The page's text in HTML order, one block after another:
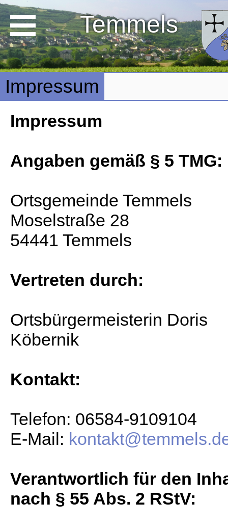
Temmels
Impressum
Impressum
Angaben gemäß § 5 TMG:
Ortsgemeinde Temmels
Moselstraße 28
54441 Temmels
Vertreten durch:
Ortsbürgermeisterin Doris
Köbernik
Kontakt:
Telefon: 06584-9109104
E-Mail:
Verantwortlich für den
nach § 55 Abs. 2 RStV: